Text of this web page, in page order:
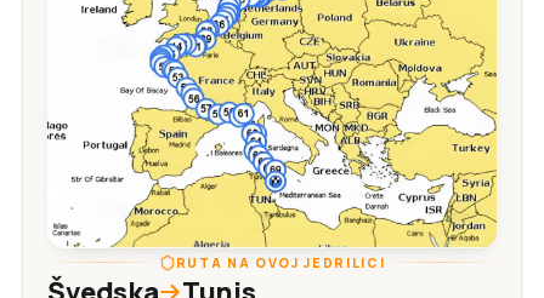
RUTA NA OVOJ JEDRILICI